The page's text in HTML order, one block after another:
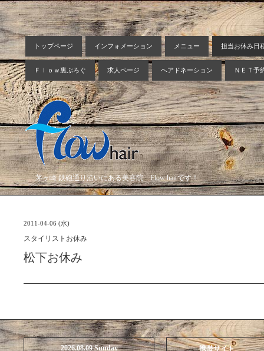
トップページ インフォメーション メニュー 担当お休み日
Ｆｌｏｗ裏ぶろぐ 求人ページ ヘアドネーション ＮＥＴ予
茅ヶ崎 鉄砲通り沿いにある美容院 Flow hairです！
2011-04-06 (水)
スタイリストお休み
松下お休み
2026.08.09 Sunday 携帯サイト